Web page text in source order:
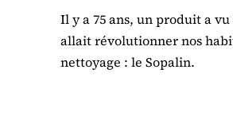
Il y a 75 ans, un produit a
allait révolutionner nos
nettoyage : le Sopalin.